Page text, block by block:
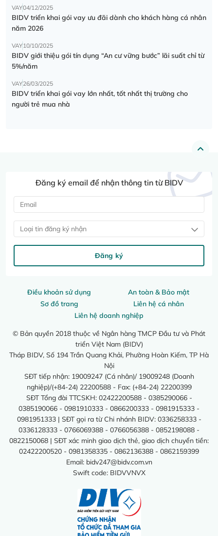
VAY04/12/2025
BIDV triển khai gói vay ưu đãi dành cho khách hàng cá nhân
năm 2026
VAY10/10/2025
BIDV giới thiệu gói tín dụng “An cư vững bước” lãi suất chỉ từ
5%/năm
VAY26/03/2025
BIDV triển khai gói vay lớn nhất, tốt nhất thị trường cho
người trẻ mua nhà
Điều khoản sử dụng
An toàn & Bảo mật
Sơ đồ trang
Liên hệ cá nhân
Liên hệ doanh nghiệp
© Bản quyền 2018 thuộc về Ngân hàng TMCP Đầu tư và Phát
triển Việt Nam (BIDV)
Tháp BIDV, Số 194 Trần Quang Khải, Phường Hoàn Kiếm, TP Hà
Nội
SĐT tiếp nhận: 19009247 (Cá nhân)/ 19009248 (Doanh
nghiệp)/(+84-24) 22200588 - Fax: (+84-24) 22200399
SĐT Tổng đài TTCSKH: 02422200588 - 0385290066 -
0385190066 - 0981910333 - 0866200333 - 0981915333 -
0981951333 | SĐT gọi ra từ Chi nhánh BIDV: 0336258333 -
0336128333 - 0766069388 - 0766056388 - 0852198088 -
0822150068 | SĐT xác minh giao dịch thẻ, giao dịch chuyển tiền:
02422200520 - 0981358335 - 0862136388 - 0862159399
Email: bidv247@bidv.com.vn
Swift code: BIDVVNVX
Đăng ký email để nhận thông tin từ BIDV
Loại tin đăng ký nhận
Đăng ký